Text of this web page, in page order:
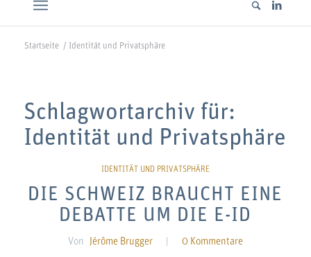
Startseite / Identität und Privatsphäre
Schlagwortarchiv für:
Identität und Privatsphäre
DIE SCHWEIZ BRAUCHT EINE
DEBATTE UM DIE E-ID
Von Jérôme Brugger 0 Kommentare